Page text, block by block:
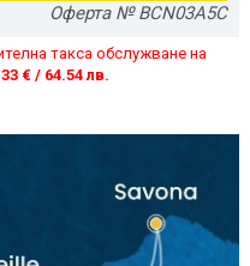
Оферта № BCN03A5C
такса обслужване на
33 € / 64.54 лв.